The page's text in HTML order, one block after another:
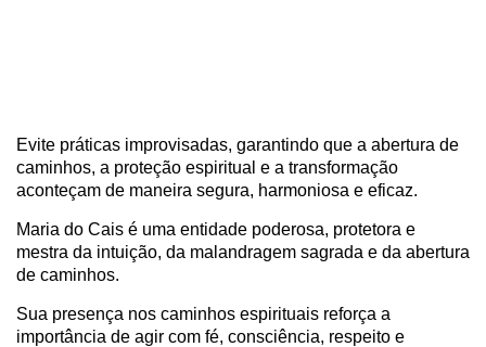
Evite práticas improvisadas, garantindo que a abertura de
caminhos, a proteção espiritual e a transformação
aconteçam de maneira segura, harmoniosa e eficaz.
Maria do Cais é uma entidade poderosa, protetora e
mestra da intuição, da malandragem sagrada e da abertura
de caminhos.
Sua presença nos caminhos espirituais reforça a
importância de agir com fé, consciência, respeito e